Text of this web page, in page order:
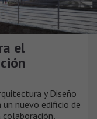
el
y Diseño
un nuevo edificio de
colaboración,